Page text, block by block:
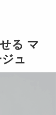
る マ
ュ